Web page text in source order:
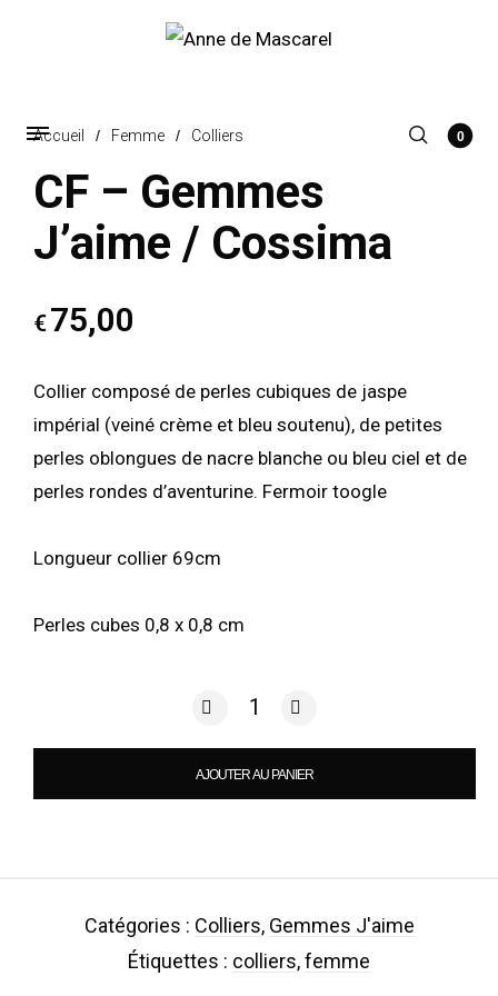
0
Accueil / Femme / Colliers
CF – Gemmes
J’aime / Cossima
€75,00
Collier composé de perles cubiques de jaspe
impérial (veiné crème et bleu soutenu), de petites
perles oblongues de nacre blanche ou bleu ciel et de
perles rondes d’aventurine. Fermoir toogle
Longueur collier 69cm
Perles cubes 0,8 x 0,8 cm
quantité de CF - Gemmes J'aime /
AJOUTER AU PANIER
Catégories : Colliers, Gemmes J'aime
Étiquettes : colliers,femme